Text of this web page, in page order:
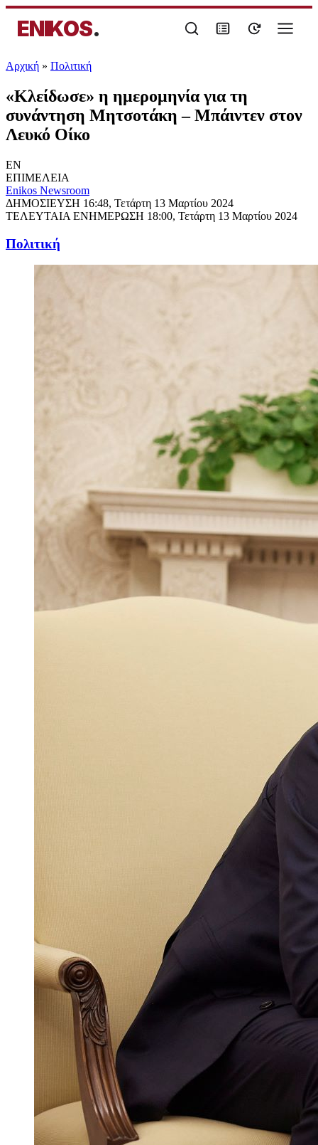
ENIKOS.
Αρχική » Πολιτική
«Κλείδωσε» η ημερομηνία για τη
συνάντηση Μητσοτάκη – Μπάιντεν στον
Λευκό Οίκο
EN
ΕΠΙΜΕΛΕΙΑ
Enikos Newsroom
ΔΗΜΟΣΙΕΥΣΗ 16:48, Τετάρτη 13 Μαρτίου 2024
ΤΕΛΕΥΤΑΙΑ ΕΝΗΜΕΡΩΣΗ 18:00, Τετάρτη 13 Μαρτίου 2024
Πολιτική